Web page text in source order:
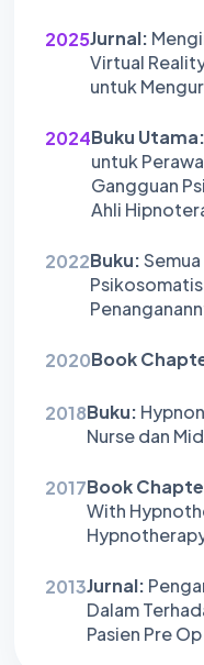
2025Jurnal:
Virtual
untuk
2024Buku Utama:
untuk
Gangguan
Ahli
2022Buku:
2020Book
2018Buku:
Nurse dan
2017Book
With
2013Jurnal:
Dalam
Pasien Pre